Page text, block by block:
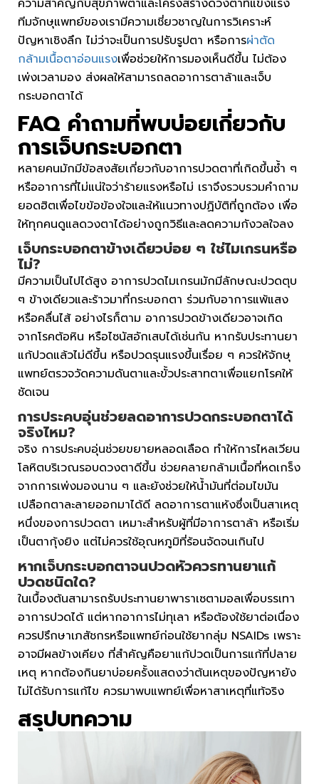
ทีมจักษุแพทย์ของเรามีความเชี่ยวชาญในการวิเคราะห์
ปัญหาเชิงลึก ไม่ว่าจะเป็นการปรับรูปตา หรือการผ่าตัด
กล้ามเนื้อตาอ่อนแรงเพื่อช่วยให้การมองเห็นดีขึ้น ไม่ต้อง
เพ่งเวลามอง ส่งผลให้สามารถลดอาการตาล้าและเจ็บ
กระบอกตาได้
FAQ คำถามที่พบบ่อยเกี่ยวกับ
การเจ็บกระบอกตา
หลายคนมักมีข้อสงสัยเกี่ยวกับอาการปวดตาที่เกิดขึ้นซ้ำ ๆ
หรืออาการที่ไม่แน่ใจว่าร้ายแรงหรือไม่ เราจึงรวบรวมคำถาม
ยอดฮิตเพื่อไขข้อข้องใจและให้แนวทางปฏิบัติที่ถูกต้อง เพื่อ
ให้ทุกคนดูแลดวงตาได้อย่างถูกวิธีและลดความกังวลใจลง
เจ็บกระบอกตาข้างเดียวบ่อย ๆ ใช่ไมเกรนหรือ
ไม่?
มีความเป็นไปได้สูง อาการปวดไมเกรนมักมีลักษณะปวดตุบ
ๆ ข้างเดียวและร้าวมาที่กระบอกตา ร่วมกับอาการแพ้แสง
หรือคลื่นไส้ อย่างไรก็ตาม อาการปวดข้างเดียวอาจเกิด
จากโรคต้อหิน หรือไซนัสอักเสบได้เช่นกัน หากรับประทานยา
แก้ปวดแล้วไม่ดีขึ้น หรือปวดรุนแรงขึ้นเรื่อย ๆ ควรให้จักษุ
แพทย์ตรวจวัดความดันตาและขั้วประสาทตาเพื่อแยกโรคให้
ชัดเจน
การประคบอุ่นช่วยลดอาการปวดกระบอกตาได้
จริงไหม?
จริง การประคบอุ่นช่วยขยายหลอดเลือด ทำให้การไหลเวียน
โลหิตบริเวณรอบดวงตาดีขึ้น ช่วยคลายกล้ามเนื้อที่หดเกร็ง
จากการเพ่งมองนาน ๆ และยังช่วยให้น้ำมันที่ต่อมไขมัน
เปลือกตาละลายออกมาได้ดี ลดอาการตาแห้งซึ่งเป็นสาเหตุ
หนึ่งของการปวดตา เหมาะสำหรับผู้ที่มีอาการตาล้า หรือเริ่ม
เป็นตากุ้งยิง แต่ไม่ควรใช้อุณหภูมิที่ร้อนจัดจนเกินไป
หากเจ็บกระบอกตาจนปวดหัวควรทานยาแก้
ปวดชนิดใด?
ในเบื้องต้นสามารถรับประทานยาพาราเซตามอลเพื่อบรรเทา
อาการปวดได้ แต่หากอาการไม่ทุเลา หรือต้องใช้ยาต่อเนื่อง
ควรปรึกษาเภสัชกรหรือแพทย์ก่อนใช้ยากลุ่ม NSAIDs เพราะ
อาจมีผลข้างเคียง ที่สำคัญคือยาแก้ปวดเป็นการแก้ที่ปลาย
เหตุ หากต้องกินยาบ่อยครั้งแสดงว่าต้นเหตุของปัญหายัง
ไม่ได้รับการแก้ไข ควรมาพบแพทย์เพื่อหาสาเหตุที่แท้จริง
สรุปบทความ